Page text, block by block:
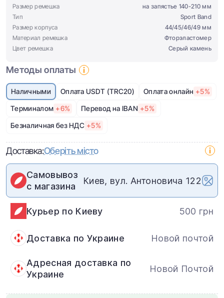
Размер ремешка
на запястье 140-210 мм
Тип
Sport Band
Размер корпуса
44/45/46/49 мм
Материал ремешка
Фторэластомер
Цвет ремешка
Cерый камень
Методы оплаты
Наличными Оплата USDT (TRC20) Оплата онлайн +5%
Терминалом +6% Перевод на IBAN +5%
Безналичная без НДС +5%
Доставка:Оберіть місто
Самовывоз
с магазина
Киев, вул. Антоновича 122
Курьер по Киеву 500 грн
Доставка по Украине Новой почтой
Адресная доставка по
Украине
Новой Почтой